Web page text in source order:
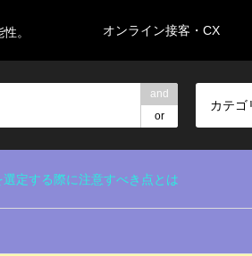
。 オンライン接客・CX
and
or
カテゴ
選定する際に注意すべき点とは